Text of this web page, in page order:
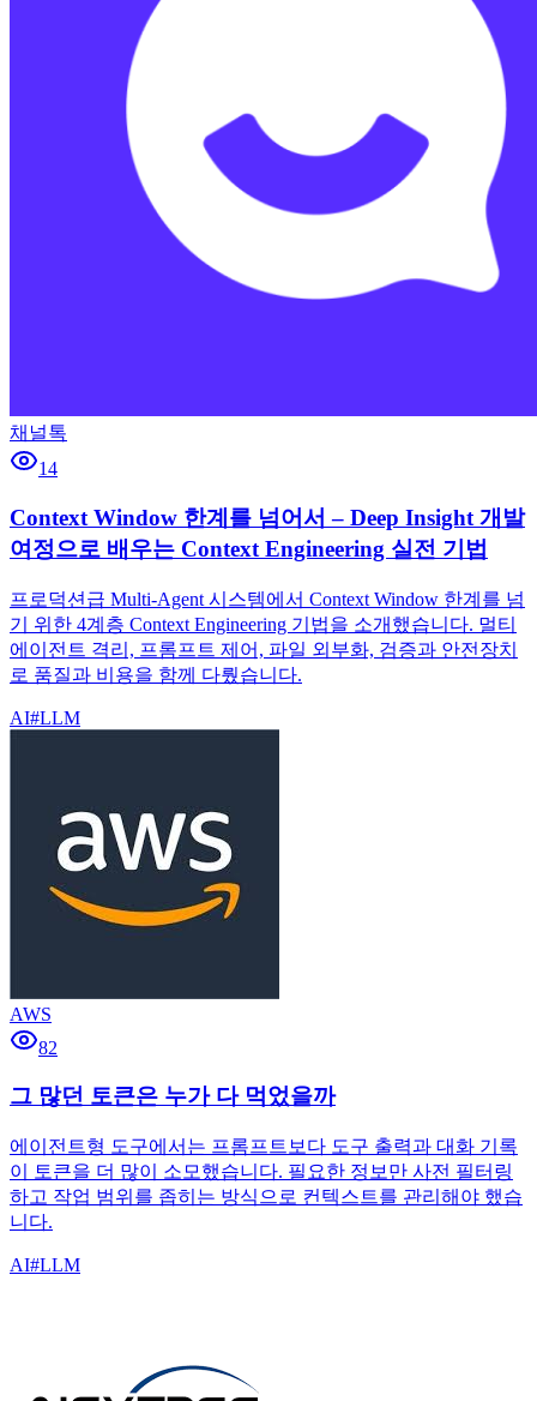
채널톡
14
Context Window 한계를 넘어서 – Deep Insight 개발
여정으로 배우는 Context Engineering 실전 기법
프로덕션급 Multi-Agent 시스템에서 Context Window 한계를 넘
기 위한 4계층 Context Engineering 기법을 소개했습니다. 멀티
에이전트 격리, 프롬프트 제어, 파일 외부화, 검증과 안전장치
로 품질과 비용을 함께 다뤘습니다.
AI#LLM
AWS
82
그 많던 토큰은 누가 다 먹었을까
에이전트형 도구에서는 프롬프트보다 도구 출력과 대화 기록
이 토큰을 더 많이 소모했습니다. 필요한 정보만 사전 필터링
하고 작업 범위를 좁히는 방식으로 컨텍스트를 관리해야 했습
니다.
AI#LLM